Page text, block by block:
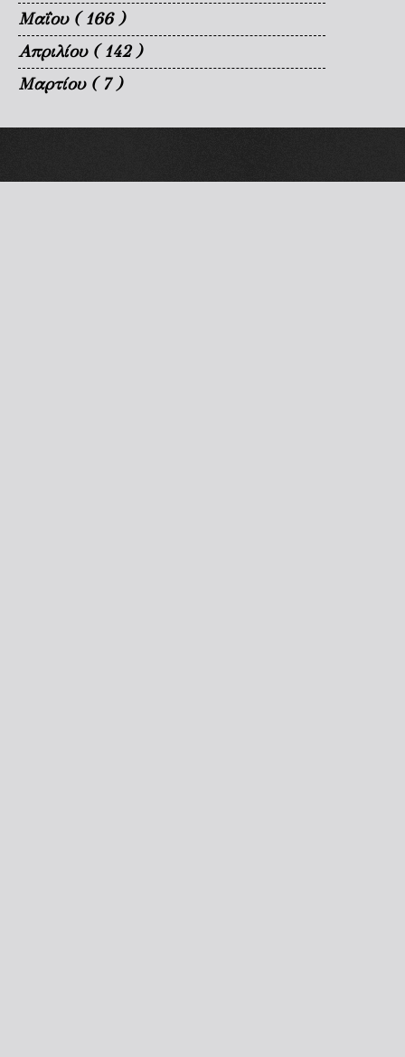
Μαΐου ( 166 )
Απριλίου ( 142 )
Μαρτίου ( 7 )